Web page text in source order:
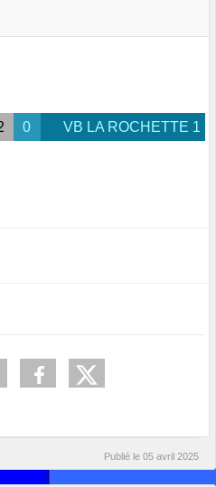
0 VB LA ROCHETTE 1
Publié le 05 avril 2025